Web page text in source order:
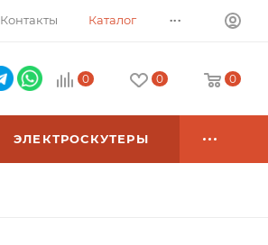
Контакты Каталог ...
0 0 0
ЭЛЕКТРОСКУТЕРЫ